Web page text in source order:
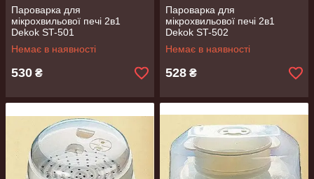
Пароварка для
мікрохвильової печі 2в1
Dekok ST-501
Немає в наявності
530 ₴
Пароварка для
мікрохвильової печі 2в1
Dekok ST-502
Немає в наявності
528 ₴